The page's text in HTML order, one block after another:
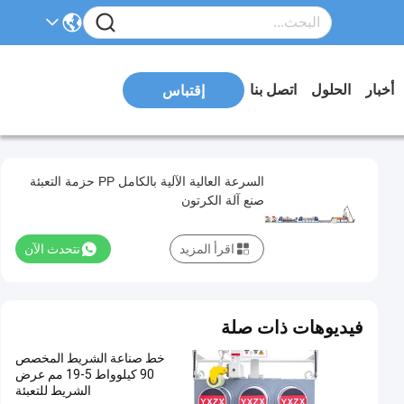
أخبار الحلول اتصل بنا إقتباس
السرعة العالية الآلية بالكامل PP حزمة التعبئة
صنع آلة الكرتون
نتحدث الآن اقرأ المزيد
فيديوهات ذات صلة
خط صناعة الشريط المخصص
90 كيلوواط 5-19 مم عرض
الشريط للتعبئة